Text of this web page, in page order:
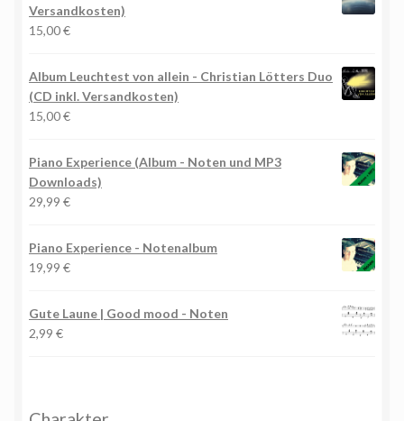
Versandkosten)
15,00€
Album Leuchtest von allein - Christian Lötters Duo
(CD inkl. Versandkosten)
15,00€
Piano Experience (Album - Noten und MP3
Downloads)
29,99 €
Piano Experience - Notenalbum
19,99 €
Gute Laune | Good mood - Noten
2,99 €